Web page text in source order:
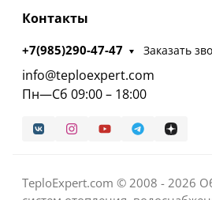
Контакты
+7(985)290-47-47 Заказать
info@teploexpert.com
Пн—Сб 09:00 – 18:00
TeploExpert.com © 2008 - 2026